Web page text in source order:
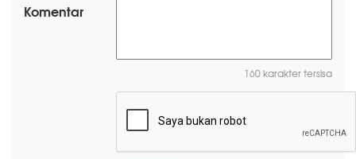
Komentar
160 karakter tersisa